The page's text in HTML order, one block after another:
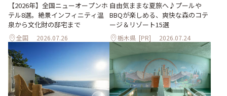
【2026年】全国ニューオープンホ
テル8選。絶景インフィニティ温
泉から文化財の邸宅まで
全国 2026.07.26
自由気ままな夏旅へ♪プールや
BBQが楽しめる、爽快な森のコテ
ージ＆リゾート15選
栃木県 [PR] 2026.07.24